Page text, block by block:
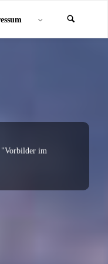
"Vorbilder im